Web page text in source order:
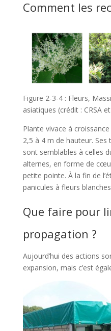
Comment les
Figure 2-3-4 : Fleurs,
asiatiques (crédit : CRSA
Plante vivace à
2,5 à 4 m de hauteur.
sont semblables à celles
alternes, en forme de
petite pointe. À la fin de
panicules à fleurs
Que faire pour
propagation ?
Aujourd’hui des actions
expansion, mais c’est